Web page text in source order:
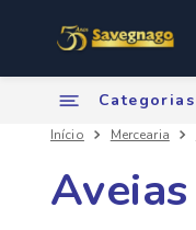
Categorias
Mercearia
Aveias